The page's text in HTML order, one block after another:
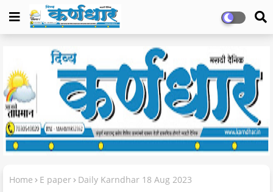
Home E paper Daily Karndhar 18 Aug 2023